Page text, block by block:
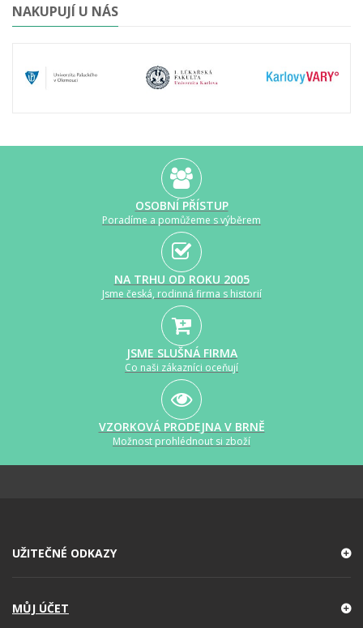
NAKUPUJÍ U NÁS
OSOBNÍ PŘÍSTUP
Poradíme a pomůžeme s výběrem
NA TRHU OD ROKU 2005
Jsme česká, rodinná firma s historií
JSME SLUŠNÁ FIRMA
Co naši zákazníci oceňují
VZORKOVÁ PRODEJNA V BRNĚ
Možnost prohlédnout si zboží
UŽITEČNÉ ODKAZY
MŮJ ÚČET